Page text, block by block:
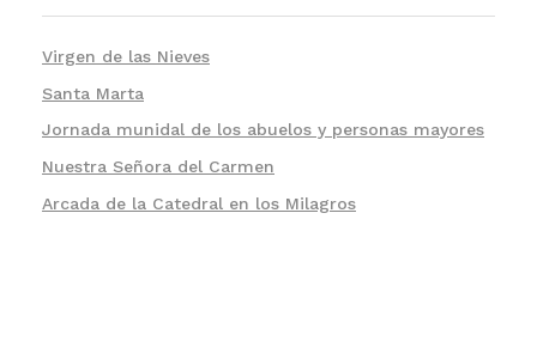
Virgen de las Nieves
Santa Marta
Jornada munidal de los abuelos y personas mayores
Nuestra Señora del Carmen
Arcada de la Catedral en los Milagros